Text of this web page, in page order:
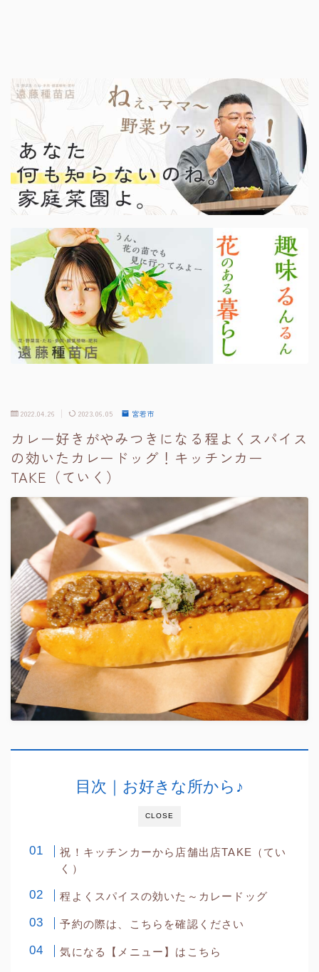
2022.04.26 2023.06.05 宮若市
カレー好きがやみつきになる程よくスパイス
の効いたカレードッグ！キッチンカー
TAKE（ていく）
CLOSE
目次｜お好きな所から♪
祝！キッチンカーから店舗出店TAKE（てい
く）
程よくスパイスの効いた～カレードッグ
予約の際は、こちらを確認ください
気になる【メニュー】はこちら